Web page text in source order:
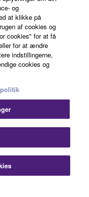
og
at klikke på
af cookies og
cookies" for at få
for at ændre
indstillingerne,
cookies og